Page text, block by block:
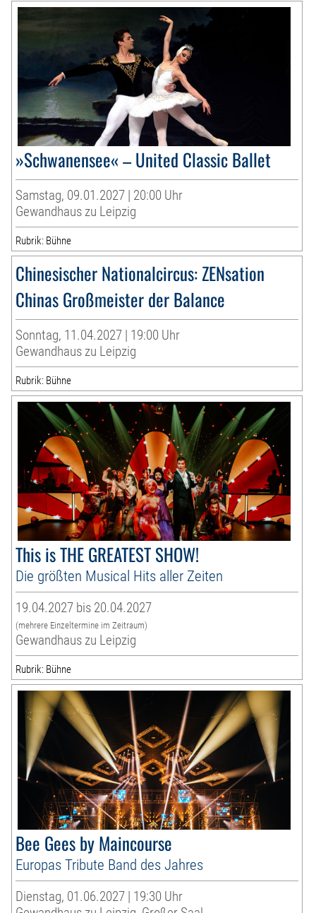
»Schwanensee« – United Classic Ballet
Samstag, 09.01.2027 | 20:00 Uhr
Gewandhaus zu Leipzig
Rubrik: Bühne
Chinesischer Nationalcircus: ZENsation
Chinas Großmeister der Balance
Sonntag, 11.04.2027 | 19:00 Uhr
Gewandhaus zu Leipzig
Rubrik: Bühne
This is THE GREATEST SHOW!
Die größten Musical Hits aller Zeiten
19.04.2027 bis 20.04.2027
(mehrere Einzeltermine im Zeitraum)
Gewandhaus zu Leipzig
Rubrik: Bühne
Bee Gees by Maincourse
Europas Tribute Band des Jahres
Dienstag, 01.06.2027 | 19:30 Uhr